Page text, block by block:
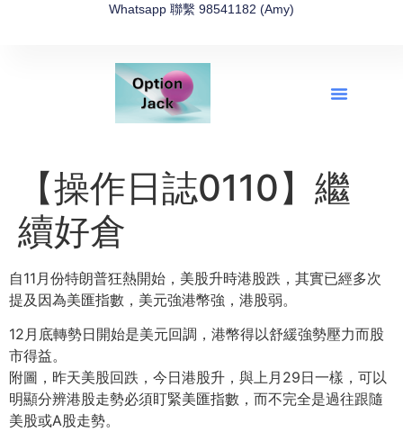
Whatsapp 聯繫 98541182 (Amy)
【操作日誌0110】繼
續好倉
自11月份特朗普狂熱開始，美股升時港股跌，其實已經多次
提及因為美匯指數，美元強港幣強，港股弱。
12月底轉勢日開始是美元回調，港幣得以舒緩強勢壓力而股
市得益。
附圖，昨天美股回跌，今日港股升，與上月29日一樣，可以
明顯分辨港股走勢必須盯緊美匯指數，而不完全是過往跟隨
美股或A股走勢。